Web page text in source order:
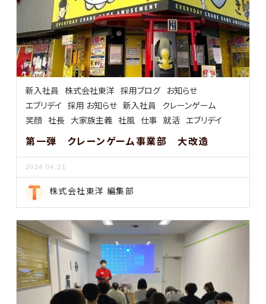
新入社員 株式会社東洋 採用ブログ お知らせ
エブリデイ 採用 お知らせ 新入社員
クレーンゲーム
笑顔 社長 大家族主義 社風 仕事 就活 エブリデイ
第一弾 クレーンゲーム事業部 大改造
2024.04.21
株式会社東洋 編集部